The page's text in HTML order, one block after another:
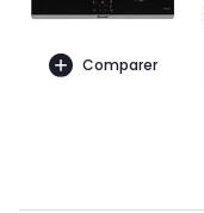
Comparer